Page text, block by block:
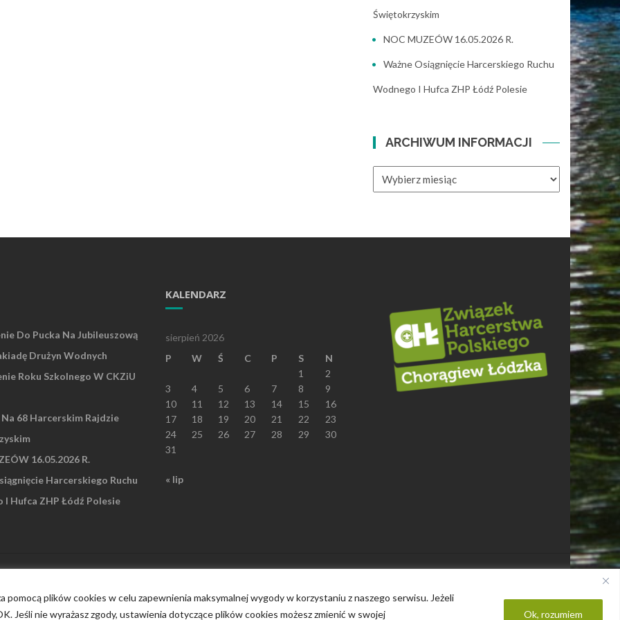
plików cookies w celu zapewnienia maksymalnej wygody w korzystaniu z naszego serwisu. Jeżeli
Jeśli nie wyrażasz zgody, ustawienia dotyczące plików cookies możesz zmienić w swojej
Ok, rozumiem
Świętokrzyskim
NOC MUZEÓW 16.05.2026 R.
Ważne Osiągnięcie Harcerskiego Ruchu
Wodnego I Hufca ZHP Łódź Polesie
ARCHIWUM INFORMACJI
INFORMACJI
Do Pucka Na Jubileuszową
Drużyn Wodnych
Roku Szkolnego W CKZiU
Na 68 Harcerskim Rajdzie
16.05.2026 R.
Harcerskiego Ruchu
I Hufca ZHP Łódź Polesie
KALENDARZ
sierpień 2026
P
W Ś C P S
N
1
2
3
4 5 6 7 8
9
10
11 12 13 14 15
16
17
18 19 20 21 22
23
24
25 26 27 28 29
30
31
« lip